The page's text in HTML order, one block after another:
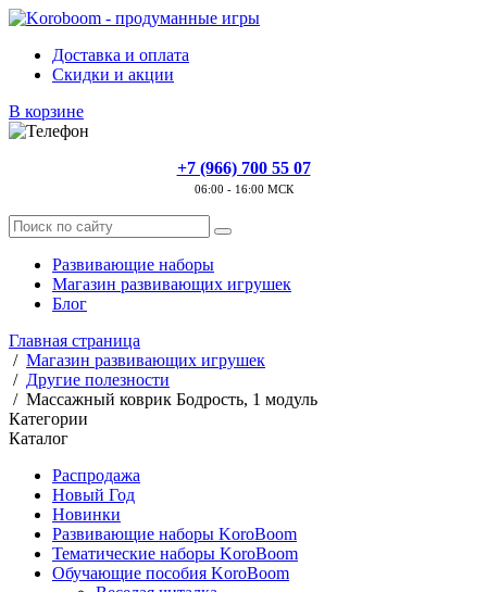
Доставка и оплата
Скидки и акции
В корзине
+7 (966) 700 55 07
06:00 - 16:00 МСК
Развивающие наборы
Магазин развивающих игрушек
Блог
Главная страница
/ Магазин развивающих игрушек
/ Другие полезности
/ Массажный коврик Бодрость, 1 модуль
Категории
Каталог
Распродажа
Новый Год
Новинки
Развивающие наборы KoroBoom
Тематические наборы KoroBoom
Обучающие пособия KoroBoom